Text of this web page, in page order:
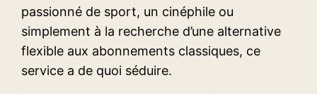
passionné de sport, un cinéphile ou
simplement à la recherche d’une alternative
flexible aux abonnements classiques, ce
service a de quoi séduire.